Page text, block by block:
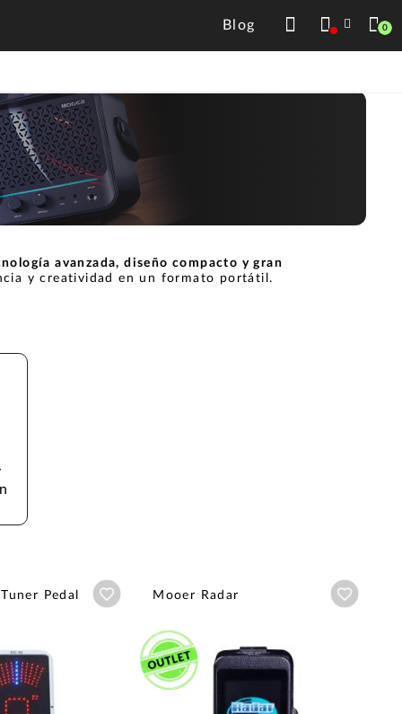
Blog 0
avanzada, diseño compacto y gran
y creatividad en un formato portátil.
Pedal Añadir a wishlist
Mooer Radar